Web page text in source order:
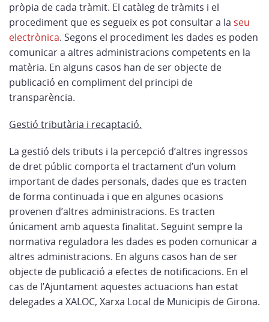
pròpia de cada tràmit. El catàleg de tràmits i el
procediment que es segueix es pot consultar a la seu
electrònica. Segons el procediment les dades es poden
comunicar a altres administracions competents en la
matèria. En alguns casos han de ser objecte de
publicació en compliment del principi de
transparència.
Gestió tributària i recaptació.
La gestió dels tributs i la percepció d’altres ingressos
de dret públic comporta el tractament d’un volum
important de dades personals, dades que es tracten
de forma continuada i que en algunes ocasions
provenen d’altres administracions. Es tracten
únicament amb aquesta finalitat. Seguint sempre la
normativa reguladora les dades es poden comunicar a
altres administracions. En alguns casos han de ser
objecte de publicació a efectes de notificacions. En el
cas de l’Ajuntament aquestes actuacions han estat
delegades a XALOC, Xarxa Local de Municipis de Girona.